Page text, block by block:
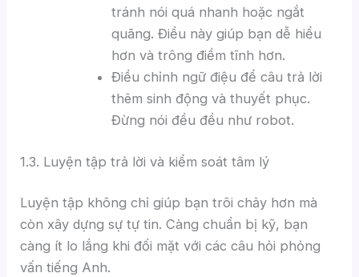
tránh nói quá nhanh hoặc ngắt
quãng. Điều này giúp bạn dễ hiểu
hơn và trông điềm tĩnh hơn.
Điều chỉnh ngữ điệu để câu trả lời
thêm sinh động và thuyết phục.
Đừng nói đều đều như robot.
1.3. Luyện tập trả lời và kiểm soát tâm lý
Luyện tập không chỉ giúp bạn trôi chảy hơn mà
còn xây dựng sự tự tin. Càng chuẩn bị kỹ, bạn
càng ít lo lắng khi đối mặt với các câu hỏi phỏng
vấn tiếng Anh.